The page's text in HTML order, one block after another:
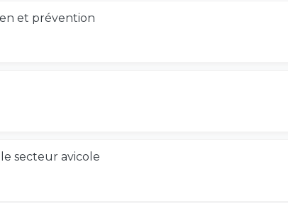
et prévention
secteur avicole